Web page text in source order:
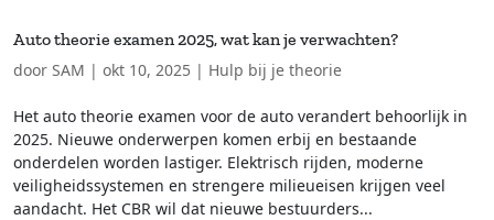
Auto theorie examen 2025, wat kan je verwachten?
door SAM | okt 10, 2025 | Hulp bij je theorie
Het auto theorie examen voor de auto verandert behoorlijk in
2025. Nieuwe onderwerpen komen erbij en bestaande
onderdelen worden lastiger. Elektrisch rijden, moderne
veiligheidssystemen en strengere milieueisen krijgen veel
aandacht. Het CBR wil dat nieuwe bestuurders...